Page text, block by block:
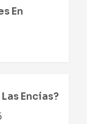
En
Encías?